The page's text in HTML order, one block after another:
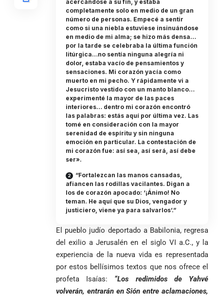
acercándose a su fin, y estaba
completamente solo en medio de un gran
número de personas. Empecé a sentir
como si una niebla estuviese insinuándose
en medio de mi alma; se hizo más densa…
por la tarde se celebraba la última función
litúrgica…no sentía ninguna alegría ni
dolor, estaba vacío de pensamientos y
sensaciones. Mi corazón yacía como
muerto en mi pecho. Y rápidamente vi a
Jesucristo vestido con un manto blanco…
experimenté la mayor de las paces
interiores… dentro mi corazón encontró
las palabras: estás aquí por última vez. Las
tomé en consideración con la mayor
serenidad de espíritu y sin ninguna
emoción en particular. La contestación de
mi corazón fue: así sea, así será, así debe
ser».
“Fortalezcan las manos cansadas,
afiancen las rodillas vacilantes. Digan a
los de corazón apocado: ‘¡Ánimo! No
teman. He aquí que su Dios, vengador y
justiciero, viene ya para salvarlos’.”
El pueblo judío deportado a Babilonia, regresa
del exilio a Jerusalén en el siglo VI a.C., y la
experiencia de la nueva vida es representada
por estos bellísimos textos que nos ofrece el
profeta Isaías: “Los redimidos de Yahvé
volverán, entrarán en Sión entre aclamaciones,